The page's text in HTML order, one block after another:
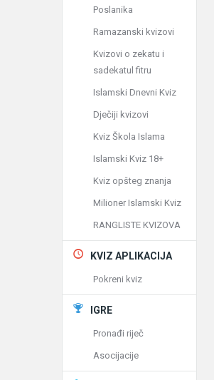
Poslanika
Ramazanski kvizovi
Kvizovi o zekatu i
sadekatul fitru
Islamski Dnevni Kviz
Dječiji kvizovi
Kviz Škola Islama
Islamski Kviz 18+
Kviz opšteg znanja
Milioner Islamski Kviz
RANGLISTE KVIZOVA
KVIZ APLIKACIJA
Pokreni kviz
IGRE
Pronađi riječ
Asocijacije